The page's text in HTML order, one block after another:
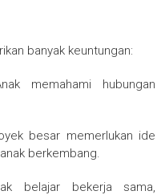
banyak keuntungan:
memahami hubungan
besar memerlukan ide
berkembang.
belajar bekerja sama,